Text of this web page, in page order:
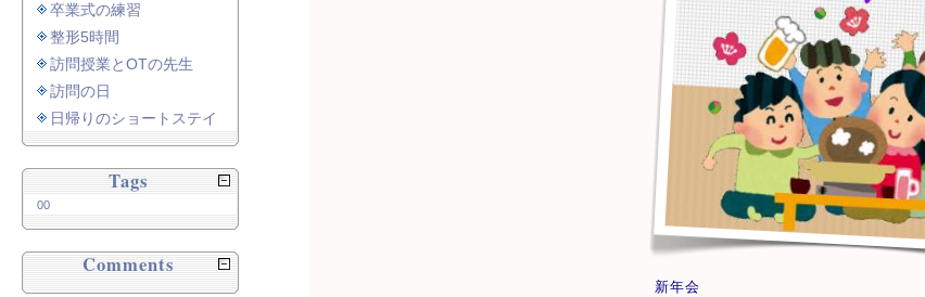
新年会
卒業式の練習
整形5時間
訪問授業とOTの先生
訪問の日
日帰りのショートステイ
Tags
00
Comments